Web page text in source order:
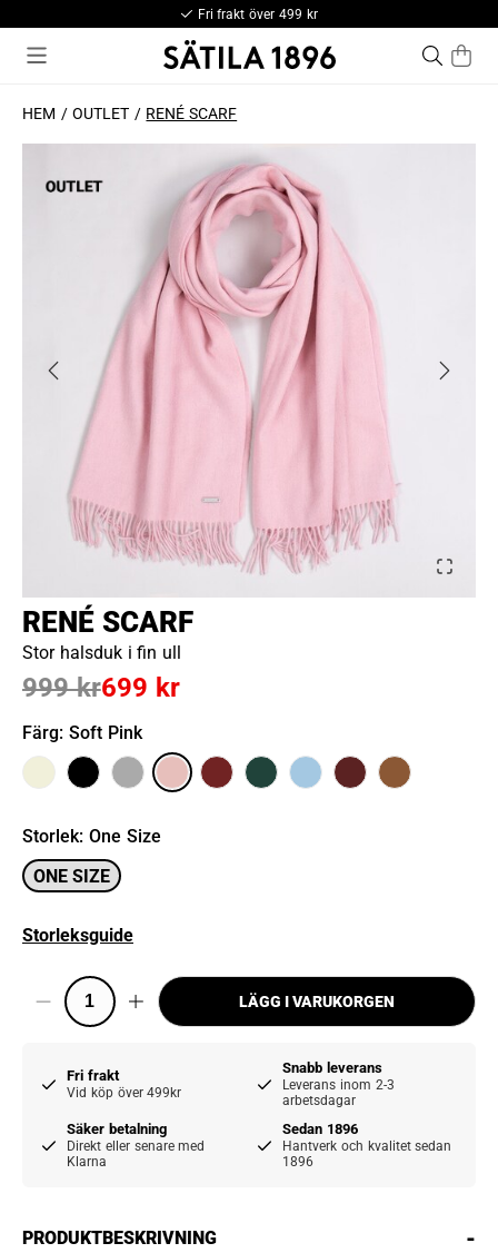
Fri frakt över 499 kr
HEM OUTLET RENÉ SCARF
RENÉ SCARF
Stor halsduk i fin ull
699 kr
999 kr
Färg: Soft Pink
Storlek: One Size
ONE SIZE
Storleksguide
LÄGG I VARUKORGEN
Fri frakt
Vid köp över 499kr
Snabb leverans
Leverans inom 2-3
arbetsdagar
Säker betalning
Direkt eller senare med
Klarna
Sedan 1896
Hantverk och kvalitet sedan
1896
PRODUKTBESKRIVNING -